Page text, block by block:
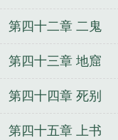
第四十二章 二鬼
第四十三章 地窟
第四十四章 死别
第四十五章 上书